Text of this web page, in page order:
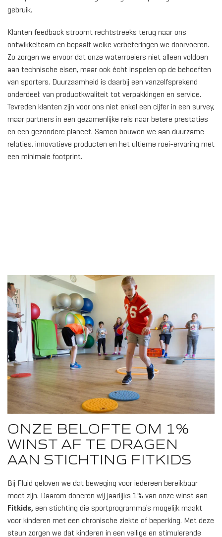
gebruik.
Klanten feedback stroomt rechtstreeks terug naar ons
ontwikkelteam en bepaalt welke verbeteringen we doorvoeren.
Zo zorgen we ervoor dat onze waterroeiers niet alleen voldoen
aan technische eisen, maar ook écht inspelen op de behoeften
van sporters. Duurzaamheid is daarbij een vanzelfsprekend
onderdeel: van productkwaliteit tot verpakkingen en service.
Tevreden klanten zijn voor ons niet enkel een cijfer in een survey,
maar partners in een gezamenlijke reis naar betere prestaties
en een gezondere planeet. Samen bouwen we aan duurzame
relaties, innovatieve producten en het ultieme roei-ervaring met
een minimale footprint.
ONZE BELOFTE OM 1%
WINST AF TE DRAGEN
AAN STICHTING FITKIDS
Bij Fluid geloven we dat beweging voor iedereen bereikbaar
moet zijn. Daarom doneren wij jaarlijks 1% van onze winst aan
Fitkids, een stichting die sportprogramma’s mogelijk maakt
voor kinderen met een chronische ziekte of beperking. Met deze
steun zorgen we dat kinderen in een veilige en stimulerende